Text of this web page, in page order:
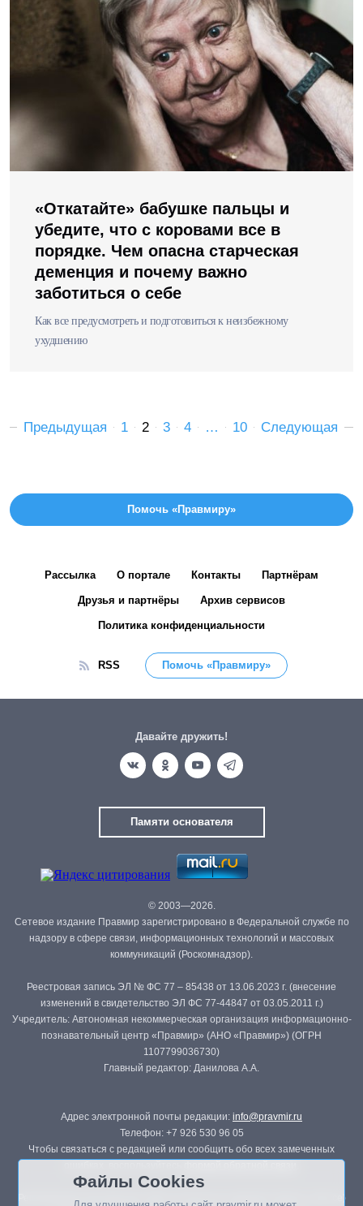
«Откатайте» бабушке пальцы и
убедите, что с коровами все в
порядке. Чем опасна старческая
деменция и почему важно
заботиться о себе
Как все предусмотреть и подготовиться к неизбежному
ухудшению
Предыдущая 1 2 3 4 … 10 Следующая
Помочь «Правмиру»
Рассылка О портале Контакты Партнёрам
Друзья и партнёры Архив сервисов
Политика конфиденциальности
RSS Помочь «Правмиру»
Давайте дружить!
Памяти основателя
© 2003—2026.
Сетевое издание Правмир зарегистрировано в Федеральной службе по
надзору в сфере связи, информационных технологий и массовых
коммуникаций (Роскомнадзор).
Реестровая запись ЭЛ № ФС 77 – 85438 от 13.06.2023 г. (внесение
изменений в свидетельство ЭЛ ФС 77-44847 от 03.05.2011 г.)
Учредитель: Автономная некоммерческая организация информационно-
познавательный центр «Правмир» (АНО «Правмир») (ОГРН
1107799036730)
Главный редактор: Данилова А.А.
Адрес электронной почты редакции: info@pravmir.ru
Телефон: +7 926 530 96 05
Чтобы связаться с редакцией или сообщить обо всех замеченных
Републикация материалов сайта в печатных изданиях (книгах, прессе)
Файлы Cookies